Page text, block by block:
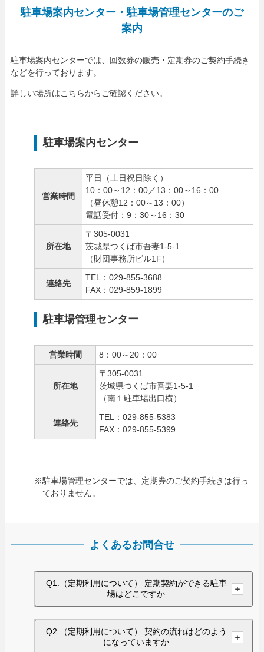
駐車場案内センター・駐車場管理センターのご
案内
駐車場案内センターでは、回数券の販売・定期券のご契約手続き
などを行っております。
詳しい場所はこちらからご確認ください。
駐車場案内センター
営業時間
平日（土日祝日除く）
10：00～12：00／13：00～16：00
（昼休憩12：00～13：00）
電話受付：9：30～16：30
所在地
〒305-0031
茨城県つくば市吾妻1-5-1
（財団事務所ビル1F）
連絡先
TEL：029-855-3688
FAX：029-859-1899
駐車場管理センター
営業時間 8：00～20：00
所在地
〒305-0031
茨城県つくば市吾妻1-5-1
（南１駐車場出口横）
連絡先
TEL：029-855-5383
FAX：029-855-5399
※駐車場管理センターでは、定期券のご契約手続きは行っ
ておりません。
よくあるお問合せ
Q1.（定期利用について） 定期契約ができる駐車
場はどこですか
Q2.（定期利用について） 契約の流れはどのよう
になっていますか